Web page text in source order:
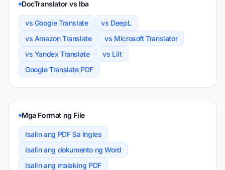
DocTranslator vs Iba
vs Google Translate
vs DeepL
vs Amazon Translate
vs Microsoft Translator
vs Yandex Translate
vs Lilt
Google Translate PDF
Mga Format ng File
Isalin ang PDF Sa Ingles
Isalin ang dokumento ng Word
Isalin ang malaking PDF